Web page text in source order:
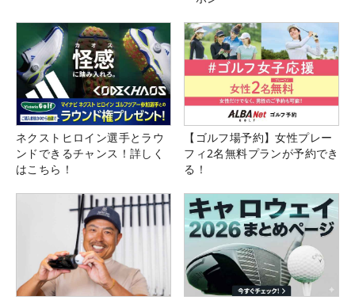
ネクストヒロイン選手とラウ
ンドできるチャンス！詳しく
はこちら！
【ゴルフ場予約】女性プレー
フィ2名無料プランが予約でき
る！